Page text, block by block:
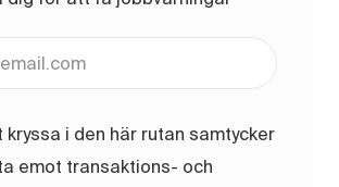
kryssa i den här rutan samtycker
emot transaktions- och